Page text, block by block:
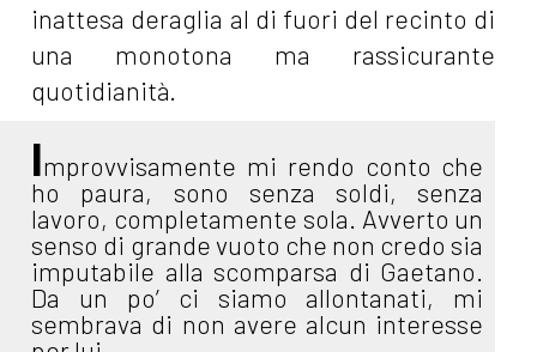
inattesa deraglia al di fuori del recinto di
una monotona ma rassicurante
quotidianità.
Improvvisamente mi rendo conto che
ho paura, sono senza soldi, senza
lavoro, completamente sola. Avverto un
senso di grande vuoto che non credo sia
imputabile alla scomparsa di Gaetano.
Da un po’ ci siamo allontanati, mi
sembrava di non avere alcun interesse